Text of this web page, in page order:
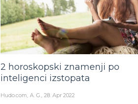
2 horoskopski znamenji po
inteligenci izstopata
Hudo.com A. G. 28. Apr 2022